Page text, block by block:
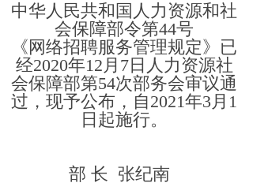
中华人民共和国人力资源和社
会保障部令第44号
《网络招聘服务管理规定》已
经2020年12月7日人力资源社
会保障部第54次部务会审议通
过，现予公布，自2021年3月1
日起施行。
部 长 张纪南